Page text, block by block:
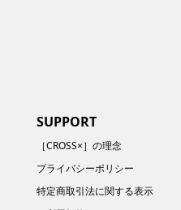
SUPPORT
［CROSS×］の理念
プライバシーポリシー
特定商取引法に関する表示